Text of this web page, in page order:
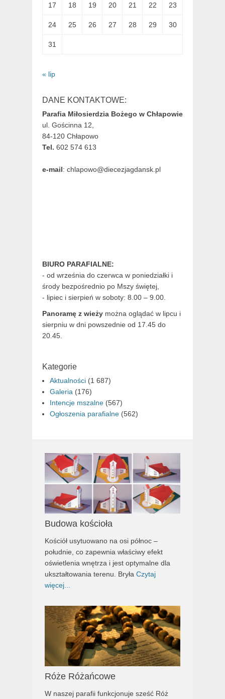
17 18 19 20 21 22 23
24 25 26 27 28 29 30
31
« lip
DANE KONTAKTOWE:
Parafia Miłosierdzia Bożego w Chłapowie
ul. Gościnna 12,
84-120 Chłapowo
Tel. 602 574 613
e-mail: chlapowo@diecezjagdansk.pl
BIURO PARAFIALNE:
- od września do czerwca w poniedziałki i
środy bezpośrednio po Mszy świętej,
- lipiec i sierpień w soboty: 8.00 – 9.00.
Panoramę z wieży można oglądać w lipcu i
sierpniu w dni powszednie od 17.45 do
20.45.
Kategorie
Aktualności (1 687)
Galeria (176)
Intencje mszalne (567)
Ogłoszenia parafialne (562)
Budowa kościoła
Kościół usytuowano na osi północ –
południe, co zapewnia właściwy efekt
oświetlenia wnętrza i jest optymalne dla
ukształtowania terenu. Bryła Czytaj
więcej...
Róże Różańcowe
W naszej parafii funkcjonuje sześć Róż